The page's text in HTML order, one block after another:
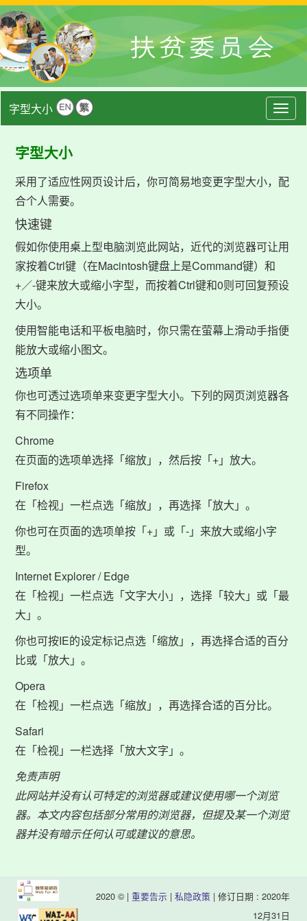
字型大小
字型大小
采用了适应性网页设计后，你可简易地变更字型大小，配
合个人需要。
快速键
假如你使用桌上型电脑浏览此网站，近代的浏览器可让用
家按着Ctrl键（在Macintosh键盘上是Command键）和
+／-键来放大或缩小字型，而按着Ctrl键和0则可回复预设
大小。
使用智能电话和平板电脑时，你只需在萤幕上滑动手指便
能放大或缩小图文。
选项单
你也可透过选项单来变更字型大小。下列的网页浏览器各
有不同操作：
Chrome
在页面的选项单选择「缩放」，然后按「+」放大。
Firefox
在「检视」一栏点选「缩放」，再选择「放大」。
你也可在页面的选项单按「+」或「-」来放大或缩小字
型。
Internet Explorer / Edge
在「检视」一栏点选「文字大小」，选择「较大」或「最
大」。
你也可按IE的设定标记点选「缩放」，再选择合适的百分
比或「放大」。
Opera
在「检视」一栏点选「缩放」，再选择合适的百分比。
Safari
在「检视」一栏选择「放大文字」。
免责声明
此网站并没有认可特定的浏览器或建议使用哪一个浏览
器。本文内容包括部分常用的浏览器，但提及某一个浏览
器并没有暗示任何认可或建议的意思。
2020 © | 重要告示 | 私隐政策 | 修订日期 : 2020年
12月31日